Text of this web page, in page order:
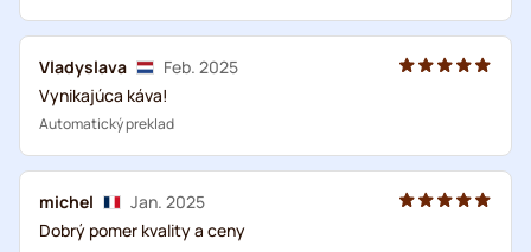
Vladyslava
Feb. 2025
Vynikajúca káva!
Automatický preklad
michel
Jan. 2025
Dobrý pomer kvality a ceny